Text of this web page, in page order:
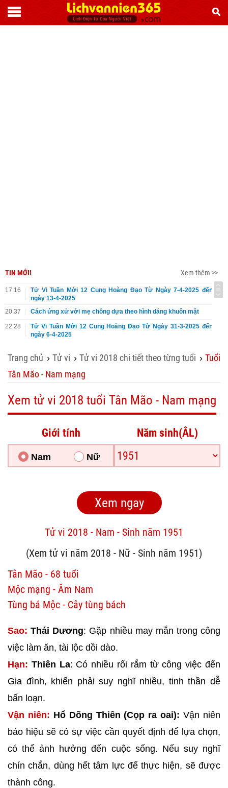
TIN MỚI! Xem thêm >>
17:16
Tử Vi Tuần Mới 12 Cung Hoàng Đạo Từ Ngày 7-4-2025 đến
ngày 13-4-2025
20:37
Cách ứng xử với mẹ chồng dựa theo hình dáng khuôn mặt
22:28
Tử Vi Tuần Mới 12 Cung Hoàng Đạo Từ Ngày 31-3-2025 đến
ngày 6-4-2025
Trang chủ › Tử vi › Tử vi 2018 chi tiết theo từng tuổi › Tuổi
Tân Mão - Nam mạng
Xem tử vi 2018 tuổi Tân Mão - Nam mạng
Giới tính
Nam Nữ
Năm sinh(ÂL)
Tử vi 2018 - Nam - Sinh năm 1951
(Xem tử vi năm 2018 - Nữ - Sinh năm 1951)
Tân Mão - 68 tuổi
Mộc mạng - Âm Nam
Tùng bá Mộc - Cây tùng bách
Sao: Thái Dương: Gặp nhiều may mắn trong công
việc làm ăn, tài lộc dồi dào.
Hạn: Thiên La: Có nhiều rối rắm từ công việc đến
Gia đình, khiến phải suy nghĩ nhiều, tinh thần dễ
bấn loạn.
Vận niên: Hổ Dõng Thiên (Cọp ra oai): Vận niên
báo hiệu sẽ có sự việc cần quyết định để lựa chọn,
có thể ảnh hưởng đến cuộc sống. Nếu suy nghĩ
chín chắn, dùng hết tâm lực để thực hiện, sẽ được
thành công.